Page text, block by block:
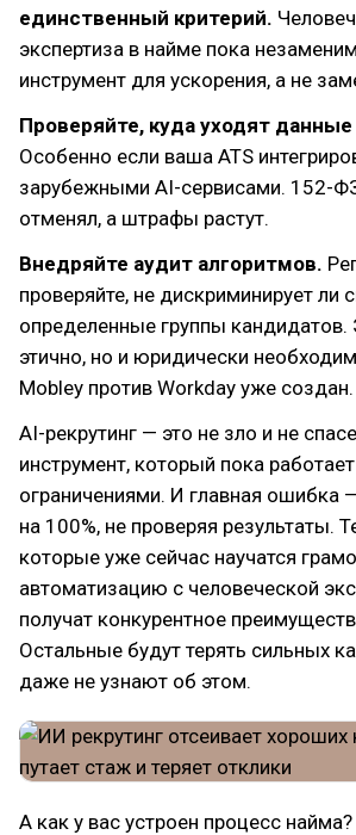
единственный критерий.
экспертиза в найме пока
инструмент для ускорения, а не
Проверяйте, куда уходят
Особенно если ваша ATS
зарубежными AI-сервисами. 152-
отменял, а штрафы растут.
Внедряйте аудит алгоритмов.
проверяйте, не дискриминирует ли
определенные группы кандидатов.
этично, но и юридически
Mobley против Workday уже создан.
AI-рекрутинг — это не зло и не
инструмент, который пока
ограничениями. И главная ошибка
на 100%, не проверяя результаты.
которые уже сейчас научатся
автоматизацию с человеческой
получат конкурентное
Остальные будут терять сильных
даже не узнают об этом.
А как у вас устроен процесс